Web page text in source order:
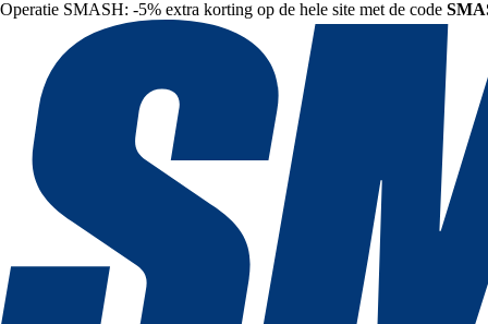
Operatie SMASH: -5% extra korting op de hele site met de code